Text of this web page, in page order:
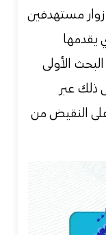
مستهدفين
يقدمها
الأولى
ذلك عبر
النقيض من